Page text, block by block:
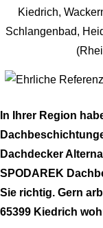
In Ihrer Region
Dachdecker
SPODAREK
Sie richtig. Gern
65399 Kiedrich